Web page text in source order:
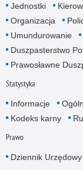
Jednostki
Organizacja
Umundurowanie
Duszpasterstwo
Prawosławne
Statystyka
Informacje
Kodeks karny
Prawo
Dziennik